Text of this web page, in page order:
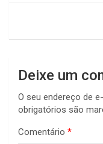
Deixe um
O seu endereço de
obrigatórios são
Comentário *